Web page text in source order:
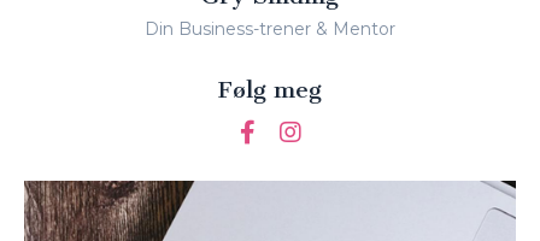
Din Business-trener & Mentor
Følg meg